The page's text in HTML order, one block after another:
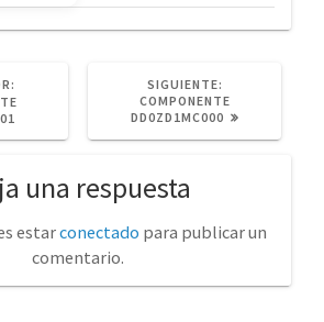
ANTERIOR:
SIGUIENTE:
POST:
COMPONENTE
DD0ZD1MC000
una respuesta
estarconectado para publicar un
comentario.